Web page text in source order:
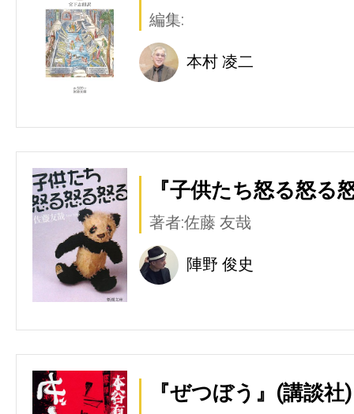
編集:
本村 凌二
『子供たち怒る怒る
著者:佐藤 友哉
陣野 俊史
『ぜつぼう』(講談社)